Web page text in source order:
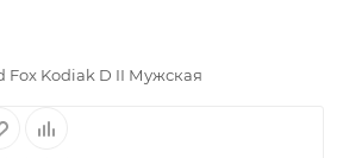
Fox Kodiak D II Мужская